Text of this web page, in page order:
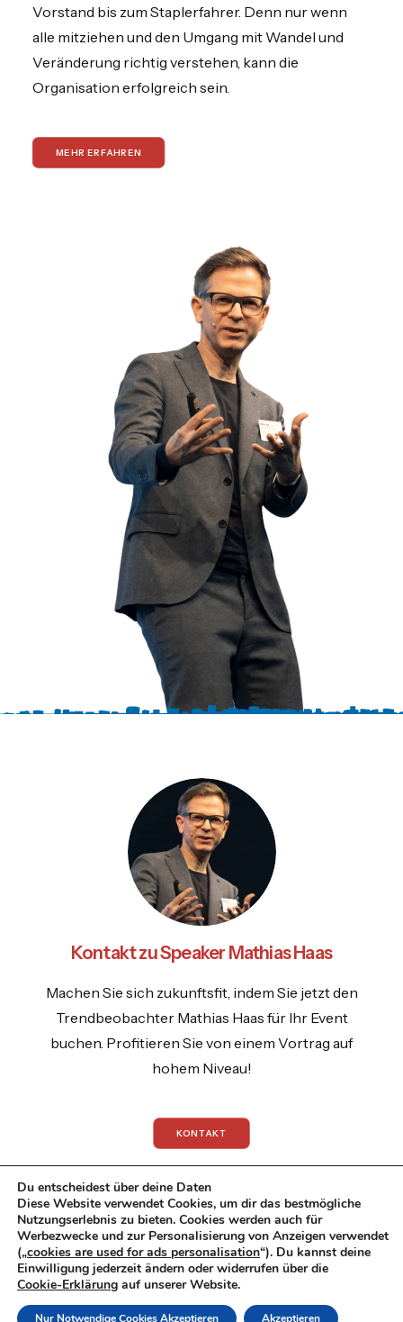
Vorstand bis zum Staplerfahrer. Denn nur wenn
alle mitziehen und den Umgang mit Wandel und
Veränderung richtig verstehen, kann die
Organisation erfolgreich sein.
MEHR ERFAHREN
Kontakt zu Speaker Mathias Haas
Machen Sie sich zukunftsfit, indem Sie jetzt den
Trendbeobachter Mathias Haas für Ihr Event
buchen. Profitieren Sie von einem Vortrag auf
hohem Niveau!
KONTAKT
© 2026 Mathias Haas.All rights reserved
Datenschutzrichtlinie|Impressum
Datenschutzerklaerung
Du entscheidest über deine Daten
Diese Website verwendet Cookies, um dir das bestmögliche
Nutzungserlebnis zu bieten. Cookies werden auch für
Werbezwecke und zur Personalisierung von Anzeigen verwendet
(„cookies are used for ads personalisation“). Du kannst deine
Einwilligung jederzeit ändern oder widerrufen über die
Cookie-Erklärung auf unserer Website.
Akzeptieren
Nur Notwendige Cookies Akzeptieren